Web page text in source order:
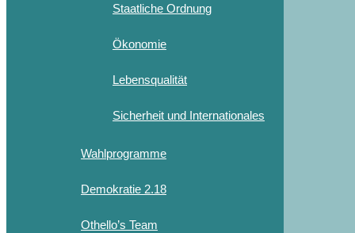
Staatliche Ordnung
Ökonomie
Lebensqualität
Sicherheit und Internationales
Wahlprogramme
Demokratie 2.18
Othello’s Team